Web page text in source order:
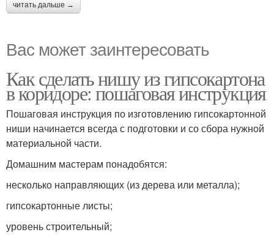
читать дальше →
Вас может заинтересовать
Как сделать нишу из гипсокартона
в коридоре: пошаговая инструкция
Пошаговая инструкция по изготовлению гипсокартонной
ниши начинается всегда с подготовки и со сбора нужной
материальной части.
Домашним мастерам понадобятся:
несколько направляющих (из дерева или металла);
гипсокартонные листы;
уровень строительный;